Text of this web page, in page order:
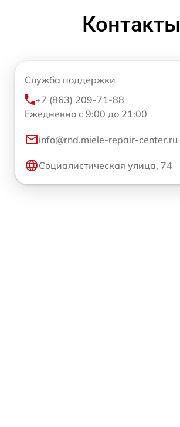
Контакты
Служба поддержки
+7 (863) 209-71-88
Ежедневно с 9:00 до 21:00
info@rnd.miele-repair-center.ru
Социалистическая улица, 74